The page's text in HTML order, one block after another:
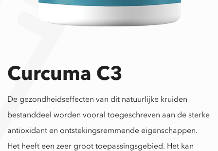
Curcuma C3
De gezondheidseffecten van dit natuurlijke kruiden
bestanddeel worden vooral toegeschreven aan de sterke
antioxidant en ontstekingsremmende eigenschappen.
Het heeft een zeer groot toepassingsgebied. Het kan